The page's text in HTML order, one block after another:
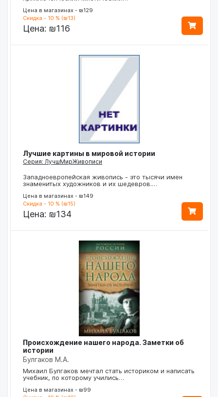
Цена в магазинах - ₪129
Скидка - 10 % (₪13)
Цена: ₪116
Лучшие картины в мировой истории
Серия: ЛучшМирЖивописи
Западноевропейская живопись - это тысячи имен
знаменитых художников и их шедевров.…
Цена в магазинах - ₪149
Скидка - 10 % (₪15)
Цена: ₪134
Происхождение нашего народа. Заметки об
истории
Булгаков М.А.
Михаил Булгаков мечтал стать историком и написать
учебник, по которому учились…
Цена в магазинах - ₪99